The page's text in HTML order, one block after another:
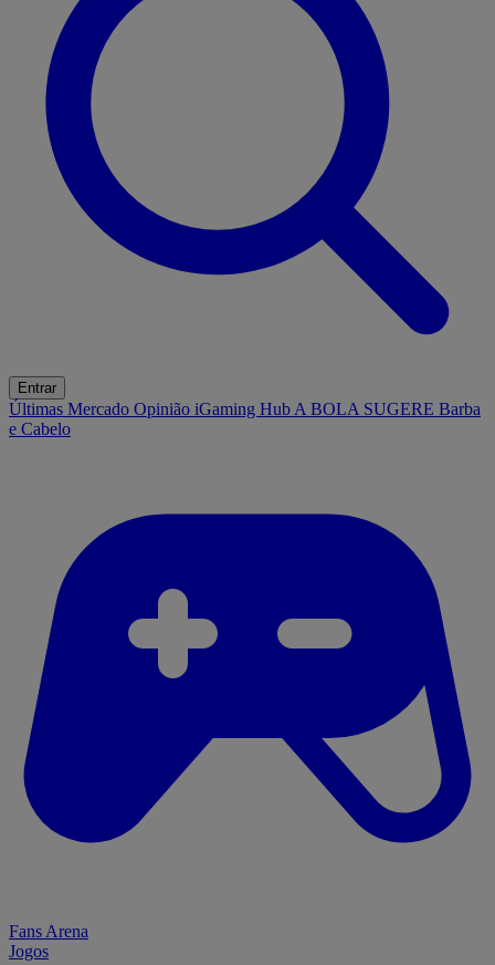
Entrar
Últimas Mercado Opinião iGaming Hub A BOLA SUGERE Barba
e Cabelo
Fans Arena
Jogos